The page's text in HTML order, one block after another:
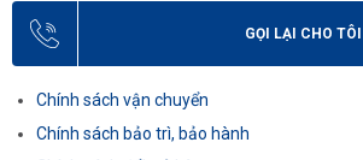
GỌI LẠI CHO TÔI
Chính sách vận chuyển
Chính sách bảo trì, bảo hành